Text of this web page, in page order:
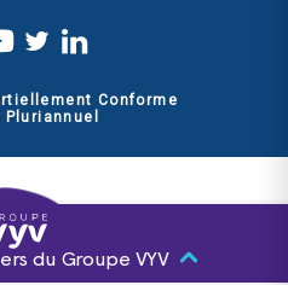
Conforme
Pluriannuel
du Groupe VYV